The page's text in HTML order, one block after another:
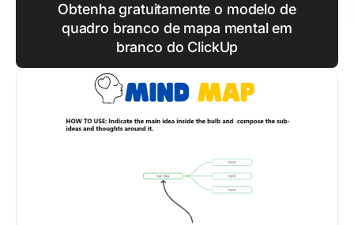
Obtenha gratuitamente o modelo de
quadro branco de mapa mental em
branco do ClickUp